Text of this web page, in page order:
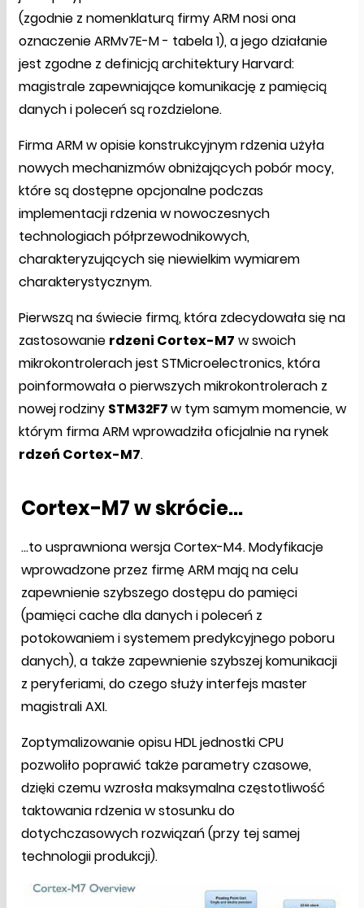
(zgodnie z nomenklaturą firmy ARM nosi ona
oznaczenie ARMv7E-M - tabela 1), a jego działanie
jest zgodne z definicją architektury Harvard:
magistrale zapewniające komunikację z pamięcią
danych i poleceń są rozdzielone.
Firma ARM w opisie konstrukcyjnym rdzenia użyła
nowych mechanizmów obniżających pobór mocy,
które są dostępne opcjonalne podczas
implementacji rdzenia w nowoczesnych
technologiach półprzewodnikowych,
charakteryzujących się niewielkim wymiarem
charakterystycznym.
Pierwszą na świecie firmą, która zdecydowała się na
zastosowanie rdzeni Cortex-M7 w swoich
mikrokontrolerach jest STMicroelectronics, która
poinformowała o pierwszych mikrokontrolerach z
nowej rodziny STM32F7w tym samym momencie, w
którym firma ARM wprowadziła oficjalnie na rynek
rdzeń Cortex-M7.
Cortex-M7 w skrócie...
...to usprawniona wersja Cortex-M4. Modyfikacje
wprowadzone przez firmę ARM mają na celu
zapewnienie szybszego dostępu do pamięci
(pamięci cache dla danych i poleceń z
potokowaniem i systemem predykcyjnego poboru
danych), a także zapewnienie szybszej komunikacji
z peryferiami, do czego służy interfejs master
magistrali AXI.
Zoptymalizowanie opisu HDL jednostki CPU
pozwoliło poprawić także parametry czasowe,
dzięki czemu wzrosła maksymalna częstotliwość
taktowania rdzenia w stosunku do
dotychczasowych rozwiązań (przy tej samej
technologii produkcji).